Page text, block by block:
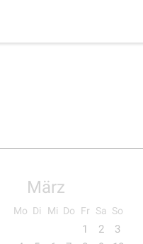
März
Mo Di Mi Do Fr Sa So
1 2
3